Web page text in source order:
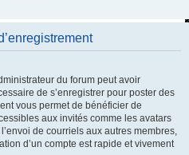
du forum peut avoir
de s’enregistrer pour poster des
vous permet de bénéficier de
aux invités comme les avatars
de courriels aux autres membres,
d’un compte est rapide et vivement